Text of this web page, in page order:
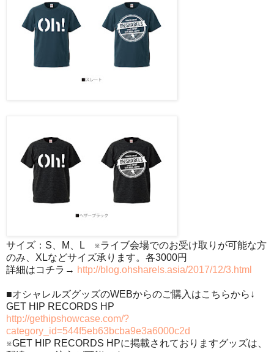
サイズ：S、M、L ※ライブ会場でのお受け取りが可能な方
のみ、XLなどサイズ承ります。各3000円
詳細はコチラ→ http://blog.ohsharels.asia/2017/12/3.html
■オシャレルズグッズのWEBからのご購入はこちらから↓
GET HIP RECORDS HP
http://gethipshowcase.com/?
category_id=544f5eb63bcba9e3a6000c2d
※GET HIP RECORDS HPに掲載されておりますグッズは、